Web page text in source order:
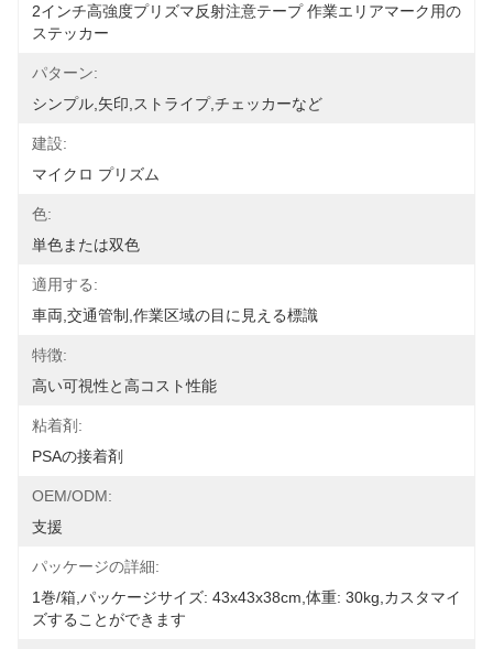
2インチ高強度プリズマ反射注意テープ 作業エリアマーク用の
ステッカー
パターン:
シンプル,矢印,ストライプ,チェッカーなど
建設:
マイクロ プリズム
色:
単色または双色
適用する:
車両,交通管制,作業区域の目に見える標識
特徴:
高い可視性と高コスト性能
粘着剤:
PSAの接着剤
OEM/ODM:
支援
パッケージの詳細:
1巻/箱,パッケージサイズ: 43x43x38cm,体重: 30kg,カスタマイ
ズすることができます